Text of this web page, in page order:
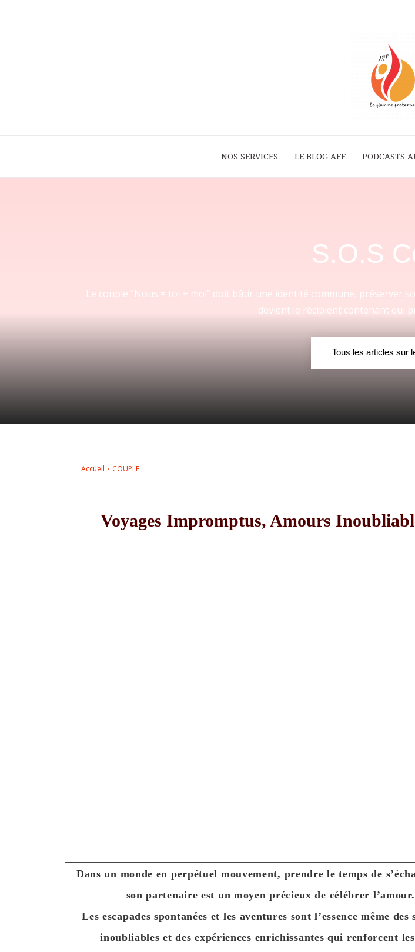
La
NOS SERVICES LE BLOG AFF PODCASTS
S.O.S
Le couple “Nous = toi + moi” doit bâtir une identité commune, préserver
devient le récipient contenant qui
Tous les articles sur
Accueil COUPLE
Voyages Impromptus, Amours
Dans un monde en perpétuel mouvement, prendre le temps de
son partenaire est un moyen précieux de célébrer l’amour.
Les escapades spontanées et les aventures sont l’essence même des
inoubliables et desexpériences enrichissantes qui renforcent